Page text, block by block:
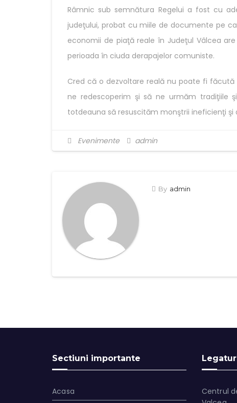
Râmnic sub semnătura Regelui a fost cu
judeţului, probat cu miile de documente pe
economii de piaţă reale în Judeţul Vâlcea
perioada în ciuda derapajelor comuniste.
Cred că o dezvoltare reală nu poate fi
ne redescoperim şi să ne urmăm tradiţiile
totdeauna să resuscităm monştrii ineficienţi
Evenimente admin
By admin
Sectiuni importante
Acasa
Centrul